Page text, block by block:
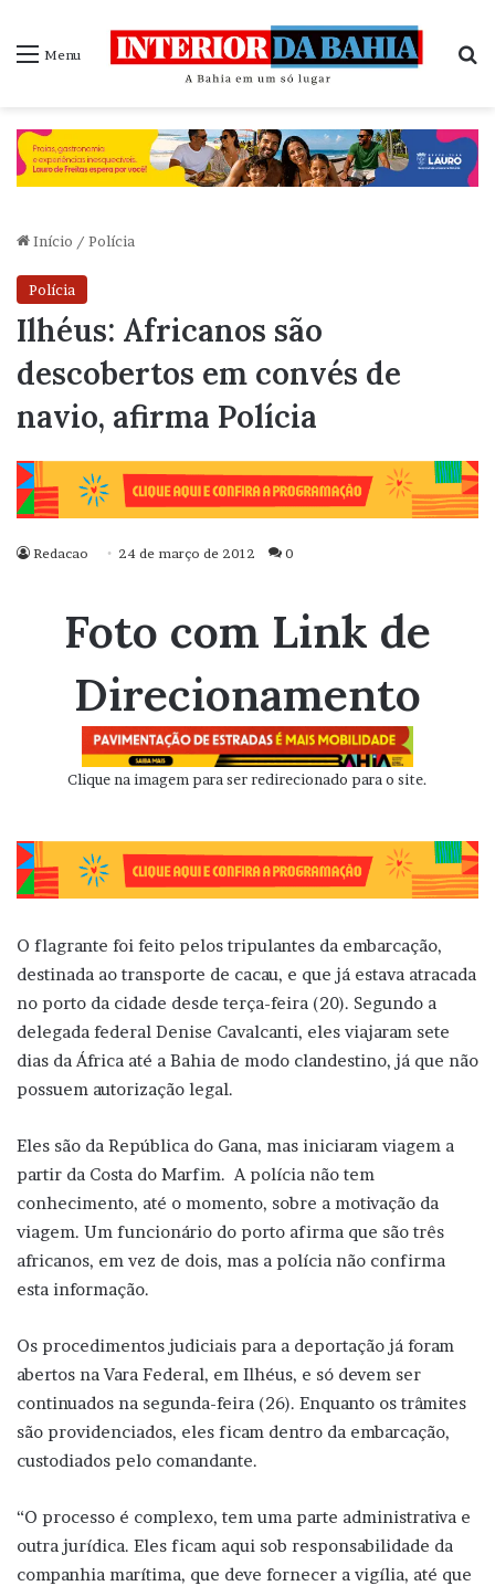
Menu
Início / Polícia
Polícia
Ilhéus: Africanos são
descobertos em convés de
navio, afirma Polícia
Redacao 24 de março de 2012 0
Foto com Link de
Direcionamento
Clique na imagem para ser redirecionado para o site.
O flagrante foi feito pelos tripulantes da embarcação,
destinada ao transporte de cacau, e que já estava atracada
no porto da cidade desde terça-feira (20). Segundo a
delegada federal Denise Cavalcanti, eles viajaram sete
dias da África até a Bahia de modo clandestino, já que não
possuem autorização legal.
Eles são da República do Gana, mas iniciaram viagem a
partir da Costa do Marfim. A polícia não tem
conhecimento, até o momento, sobre a motivação da
viagem. Um funcionário do porto afirma que são três
africanos, em vez de dois, mas a polícia não confirma
esta informação.
Os procedimentos judiciais para a deportação já foram
abertos na Vara Federal, em Ilhéus, e só devem ser
continuados na segunda-feira (26). Enquanto os trâmites
são providenciados, eles ficam dentro da embarcação,
custodiados pelo comandante.
“O processo é complexo, tem uma parte administrativa e
outra jurídica. Eles ficam aqui sob responsabilidade da
companhia marítima, que deve fornecer a vigília, até que